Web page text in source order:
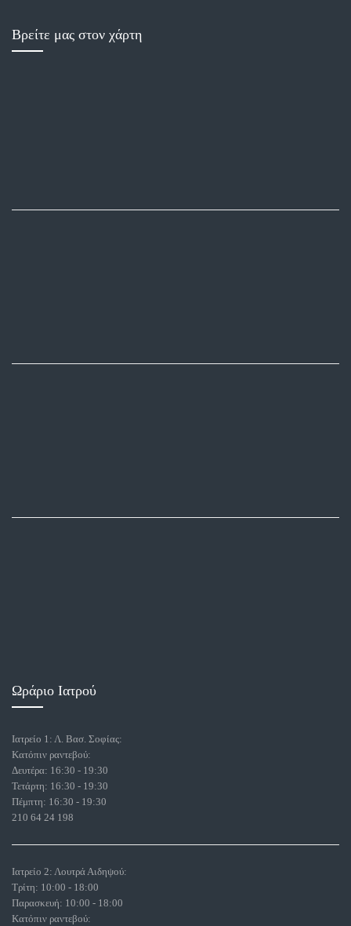
Βρείτε μας στον χάρτη
Ωράριο Ιατρού
Ιατρείο 1: Λ. Βασ. Σοφίας:
Κατόπιν ραντεβού:
Δευτέρα: 16:30 - 19:30
Τετάρτη: 16:30 - 19:30
Πέμπτη: 16:30 - 19:30
210 64 24 198
Ιατρείο 2: Λουτρά Αιδηψού:
Τρίτη: 10:00 - 18:00
Παρασκευή: 10:00 - 18:00
Κατόπιν ραντεβού: